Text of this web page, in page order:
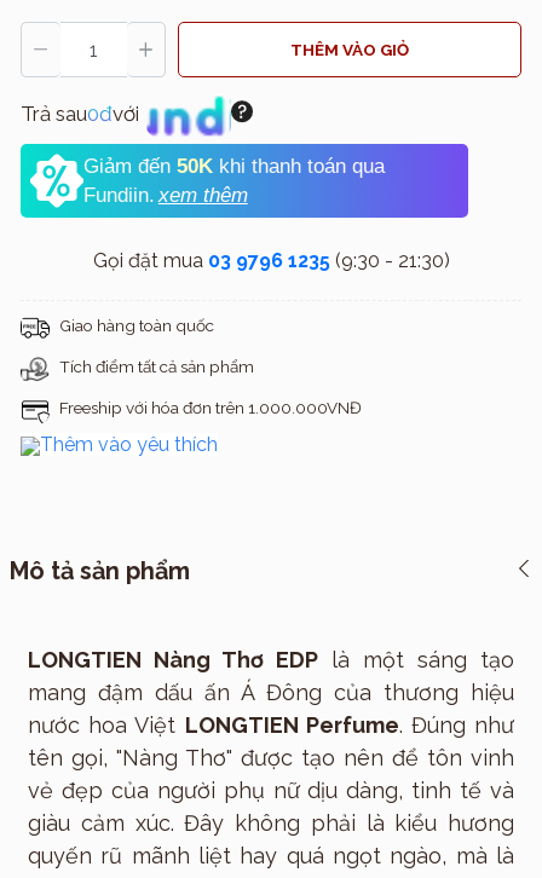
THÊM VÀO GIỎ
Trả sau0đvới
Giảm đến 50K khi thanh toán qua
Fundiin. xem thêm
Gọi đặt mua 03 9796 1235(9:30 - 21:30)
Giao hàng toàn quốc
Tích điểm tất cả sản phẩm
Freeship với hóa đơn trên 1.000.000VNĐ
Thêm vào yêu thích
Mô tả sản phẩm
LONGTIEN Nàng Thơ EDP là một sáng tạo
mang đậm dấu ấn Á Đông của thương hiệu
nước hoa Việt LONGTIEN Perfume. Đúng như
tên gọi, "Nàng Thơ" được tạo nên để tôn vinh
vẻ đẹp của người phụ nữ dịu dàng, tinh tế và
giàu cảm xúc. Đây không phải là kiểu hương
quyến rũ mãnh liệt hay quá ngọt ngào, mà là